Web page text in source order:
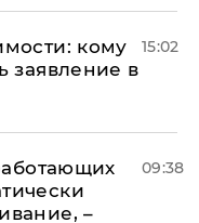
кому
заявление в
15:02
–
09:38